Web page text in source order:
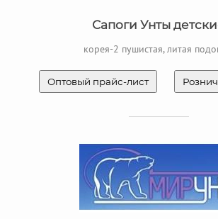
Сапоги Унты
корея-2 пушистая, литая
Оптовый прайс-лист